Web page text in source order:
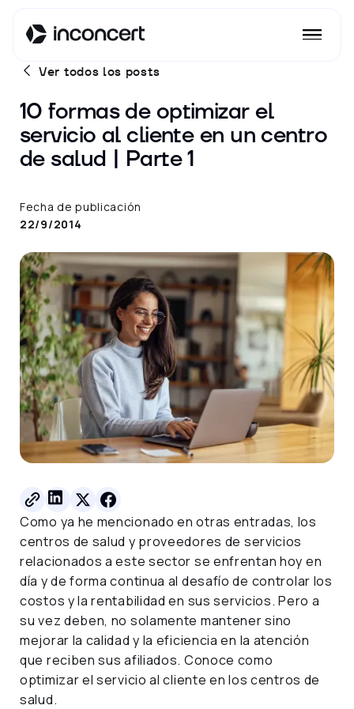
Ver todos los posts
10 formas de optimizar el
servicio al cliente en un centro
de salud | Parte 1
Fecha de publicación
22/9/2014
Como ya he mencionado en otras entradas, los
centros de salud y proveedores de servicios
relacionados a este sector se enfrentan hoy en
día y de forma continua al desafío de controlar los
costos y la rentabilidad en sus servicios. Pero a
su vez deben, no solamente mantener sino
mejorar la calidad y la eficiencia en la atención
que reciben sus afiliados. Conoce como
optimizar el servicio al cliente en los centros de
salud.